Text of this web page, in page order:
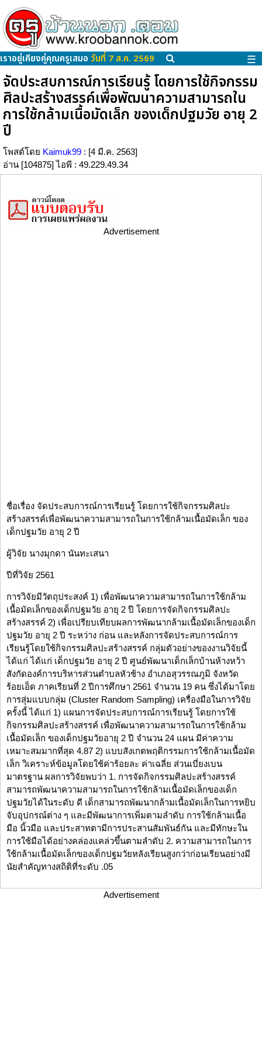
เราอยู่เคียงคู่คุณครูเสมอ วันที่ 7 ส.ค. 2569 ☰
จัดประสบการณ์การเรียนรู้ โดยการใช้กิจกรรม
ศิลปะสร้างสรรค์เพื่อพัฒนาความสามารถใน
การใช้กล้ามเนื้อมัดเล็ก ของเด็กปฐมวัย อายุ 2
ปี
โพสต์โดย Kaimuk99 : [4 มี.ค. 2563]
อ่าน [104875] ไอพี : 49.229.49.34
Advertisement
ชื่อเรื่อง จัดประสบการณ์การเรียนรู้ โดยการใช้กิจกรรมศิลปะ
สร้างสรรค์เพื่อพัฒนาความสามารถในการใช้กล้ามเนื้อมัดเล็ก ของ
เด็กปฐมวัย อายุ 2 ปี
ผู้วิจัย นางมุกดา นันทะเสนา
ปีที่วิจัย 2561
การวิจัยมีวัตถุประสงค์ 1) เพื่อพัฒนาความสามารถในการใช้กล้าม
เนื้อมัดเล็กของเด็กปฐมวัย อายุ 2 ปี โดยการจัดกิจกรรมศิลปะ
สร้างสรรค์ 2) เพื่อเปรียบเทียบผลการพัฒนากล้ามเนื้อมัดเล็กของเด็ก
ปฐมวัย อายุ 2 ปี ระหว่าง ก่อน และหลังการจัดประสบการณ์การ
เรียนรู้โดยใช้กิจกรรมศิลปะสร้างสรรค์ กลุ่มตัวอย่างของงานวิจัยนี้
ได้แก่ ได้แก่ เด็กปฐมวัย อายุ 2 ปี ศูนย์พัฒนาเด็กเล็กบ้านห้างหว้า
สังกัดองค์การบริหารส่วนตำบลหัวช้าง อำเภอสุวรรณภูมิ จังหวัด
ร้อยเอ็ด ภาคเรียนที่ 2 ปีการศึกษา 2561 จำนวน 19 คน ซึ่งได้มาโดย
การสุ่มแบบกลุ่ม (Cluster Random Sampling) เครื่องมือในการวิจัย
ครั้งนี้ ได้แก่ 1) แผนการจัดประสบการณ์การเรียนรู้ โดยการใช้
กิจกรรมศิลปะสร้างสรรค์ เพื่อพัฒนาความสามารถในการใช้กล้าม
เนื้อมัดเล็ก ของเด็กปฐมวัยอายุ 2 ปี จำนวน 24 แผน มีค่าความ
เหมาะสมมากที่สุด 4.87 2) แบบสังเกตพฤติกรรมการใช้กล้ามเนื้อมัด
เล็ก วิเคราะห์ข้อมูลโดยใช้ค่าร้อยละ ค่าเฉลี่ย ส่วนเบี่ยงเบน
มาตรฐาน ผลการวิจัยพบว่า 1. การจัดกิจกรรมศิลปะสร้างสรรค์
สามารถพัฒนาความสามารถในการใช้กล้ามเนื้อมัดเล็กของเด็ก
ปฐมวัยได้ในระดับ ดี เด็กสามารถพัฒนากล้ามเนื้อมัดเล็กในการหยิบ
จับอุปกรณ์ต่าง ๆ และมีพัฒนาการเพิ่มตามลำดับ การใช้กล้ามเนื้อ
มือ นิ้วมือ และประสาทตามีการประสานสัมพันธ์กัน และมีทักษะใน
การใช้มือได้อย่างคล่องแคล่วขึ้นตามลำดับ 2. ความสามารถในการ
ใช้กล้ามเนื้อมัดเล็กของเด็กปฐมวัยหลังเรียนสูงกว่าก่อนเรียนอย่างมี
นัยสำคัญทางสถิติที่ระดับ .05
Advertisement